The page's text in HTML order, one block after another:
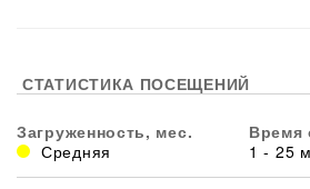
СТАТИСТИКА ПОСЕЩЕНИЙ
Загруженность, мес.
Средняя
Время
1 - 25